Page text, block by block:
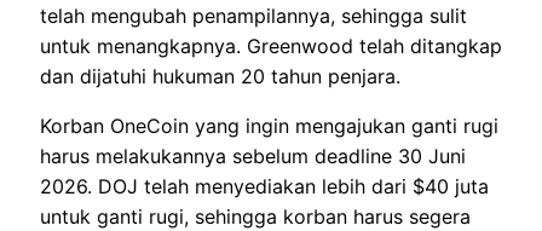
telah mengubah penampilannya, sehingga sulit
untuk menangkapnya. Greenwood telah ditangkap
dan dijatuhi hukuman 20 tahun penjara.
Korban OneCoin yang ingin mengajukan ganti rugi
harus melakukannya sebelum deadline 30 Juni
2026. DOJ telah menyediakan lebih dari $40 juta
untuk ganti rugi, sehingga korban harus segera